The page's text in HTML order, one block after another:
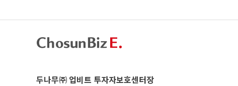
두나무㈜ 업비트 투자자보호센터장